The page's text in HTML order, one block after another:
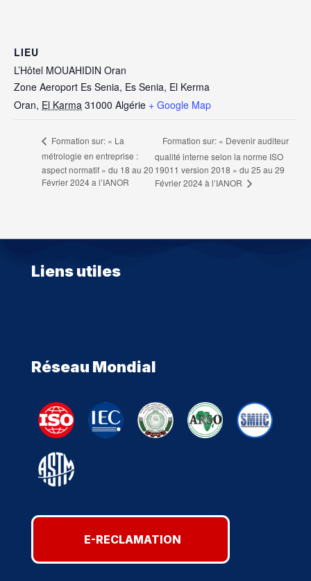
LIEU
L’Hôtel MOUAHIDIN Oran
Zone Aeroport Es Senia, Es Senia, El Kerma
Oran, El Karma 31000 Algérie + Google Map
Formation sur: « La
métrologie en entreprise :
aspect normatif » du 18 au 20
Février 2024 a l’IANOR
Formation sur: « Devenir auditeur
qualité interne selon la norme ISO
19011 version 2018 » du 25 au 29
Février 2024 à l’IANOR
Liens utiles
Réseau Mondial
E-RECLAMATION